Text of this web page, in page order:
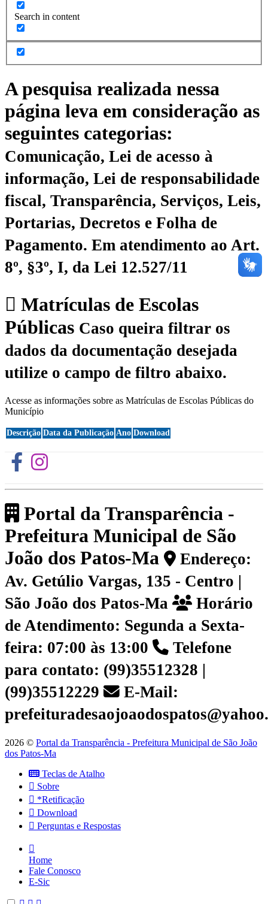
Search in content
A pesquisa realizada nessa
página leva em consideração as
seguintes categorias:
Comunicação, Lei de acesso à
informação, Lei de responsabilidade
fiscal, Transparência, Serviços, Leis,
Portarias, Decretos e Folha de
Pagamento. Em atendimento ao Art.
8º, §3º, I, da Lei 12.527/11
Matrículas de Escolas
Públicas Caso queira filtrar os
dados da documentação desejada
utilize o campo de filtro abaixo.
Acesse as informações sobre as Matrículas de Escolas Públicas do
Município
Descrição Data da Publicação Ano Download
Portal da Transparência -
Prefeitura Municipal de São
João dos Patos-Ma
Endereço:
Av. Getúlio Vargas, 135 - Centro |
São João dos Patos-Ma
Horário
de Atendimento: Segunda a Sexta-
feira: 07:00 às 13:00
Telefone
para contato: (99)35512328 |
(99)35512229
E-Mail:
2026 © Portal da Transparência - Prefeitura Municipal de São João
dos Patos-Ma
Teclas de Atalho
Sobre
*Retificação
Download
Perguntas e Respostas
Home
Fale Conosco
E-Sic